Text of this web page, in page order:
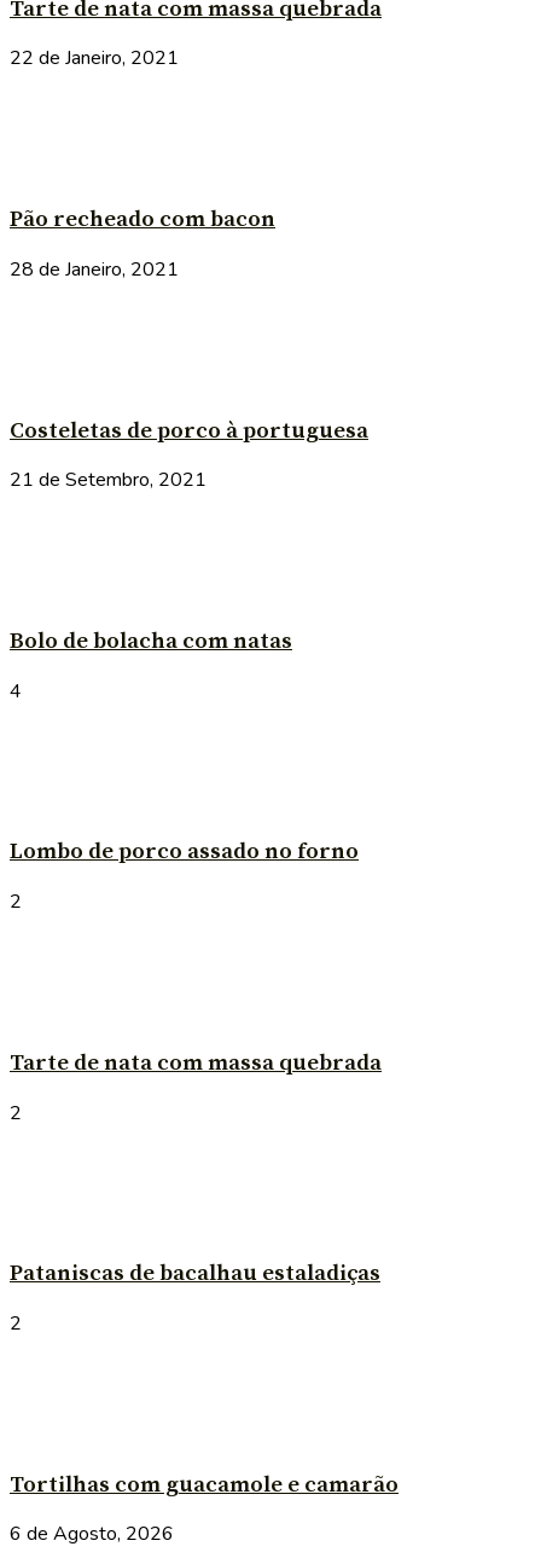
Tarte de nata com massa quebrada
22 de Janeiro, 2021
Pão recheado com bacon
28 de Janeiro, 2021
Costeletas de porco à portuguesa
21 de Setembro, 2021
Bolo de bolacha com natas
4
Lombo de porco assado no forno
2
Tarte de nata com massa quebrada
2
Pataniscas de bacalhau estaladiças
2
Tortilhas com guacamole e camarão
6 de Agosto, 2026